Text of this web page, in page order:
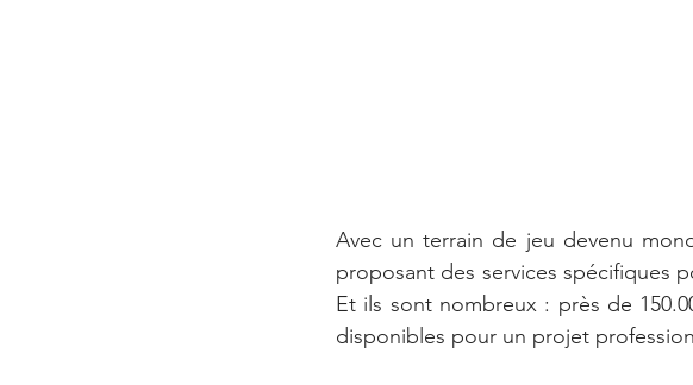
Avec un terrain de jeu devenu
proposant des services spécifiques
Et ils sont nombreux : près de
disponibles pour un projet